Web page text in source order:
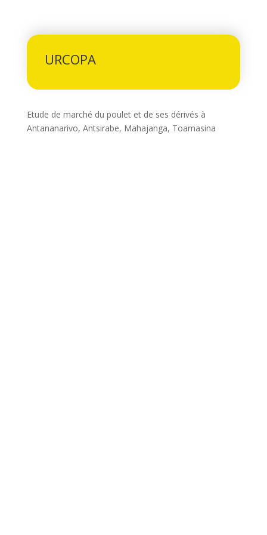
URCOPA
Etude de marché du poulet et de ses dérivés à
Antananarivo, Antsirabe, Mahajanga, Toamasina